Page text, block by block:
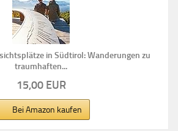
in Südtirol: Wanderungen zu
traumhaften...
15,00 EUR
Bei Amazon kaufen